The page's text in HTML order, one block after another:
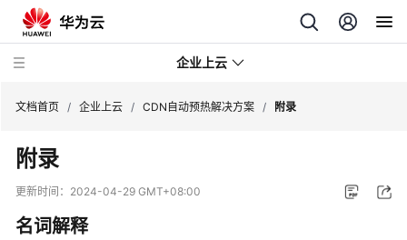
企业上云
SAP
监
文档首页 / 企业上云 / CDN自动预热解决方案 / 附录
附录
更新时间： 2024-04-29 GMT+08:00
名词解释